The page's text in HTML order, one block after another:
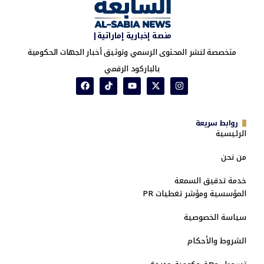
منصة إخبارية إماراتية|
متخصصة لنشر المحتوى الرسمي وتوثيق أخبار الجهات الحكومية
بالباركود الرقمي
روابط سريعة
الرئيسية
من نحن
خدمة تدقيق السمعة
المؤسسية ومؤشر تغطيات PR
سياسة الخصوصية
الشروط والأحكام